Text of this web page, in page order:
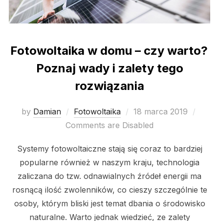
Fotowoltaika w domu – czy warto?
Poznaj wady i zalety tego
rozwiązania
by Damian Fotowoltaika
Posted
on
18 marca 2019
Comments are Disabled
Systemy fotowoltaiczne stają się coraz to bardziej
popularne również w naszym kraju, technologia
zaliczana do tzw. odnawialnych źródeł energii ma
rosnącą ilość zwolenników, co cieszy szczególnie te
osoby, którym bliski jest temat dbania o środowisko
naturalne. Warto jednak wiedzieć, ze zalety